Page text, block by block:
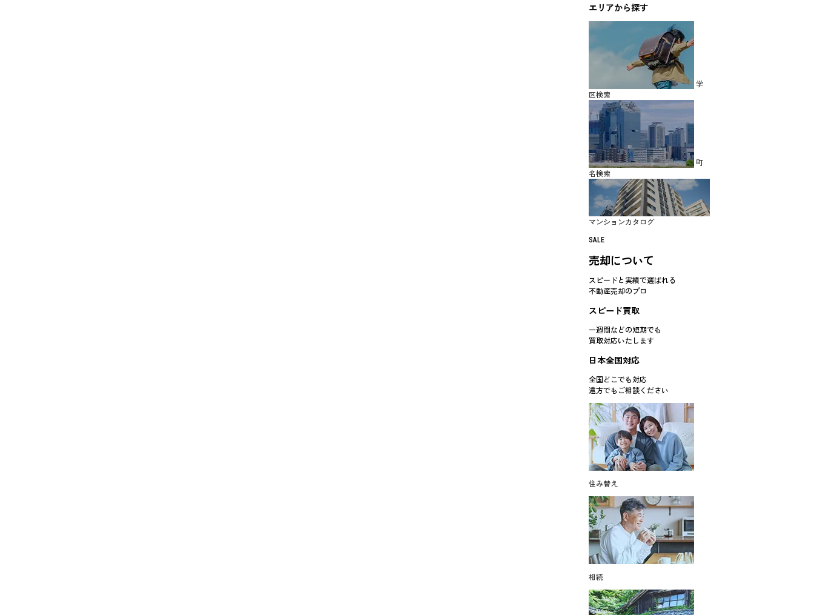
エリアから探す
学
区検索
町
名検索
マンションカタログ
SALE
売却について
スピードと実績で選ばれる
不動産売却のプロ
スピード買取
一週間などの短期でも
買取対応いたします
日本全国対応
全国どこでも対応
遠方でもご相談ください
住み替え
相続